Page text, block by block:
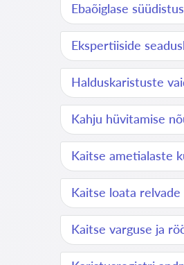
Ebaõiglase
Ekspertiiside
Halduskaristuste
Kahju hüvitamise
Kaitse ametialaste
Kaitse loata
Kaitse varguse ja